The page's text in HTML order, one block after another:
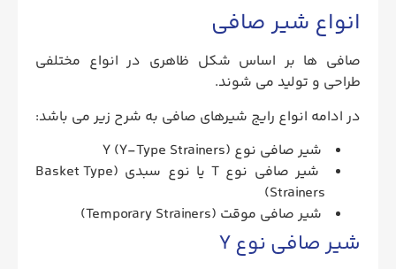
انواع شیر صافی
صافی ها بر اساس شکل ظاهری در انواع مختلفی
طراحی و تولید می شوند.
در ادامه انواع رایج شیرهای صافی به شرح زیر می باشد:
شیر صافی نوع Y (Y-Type Strainers)
شیر صافی نوع T یا نوع سبدی (Basket Type
Strainers)
شیر صافی موقت (Temporary Strainers)
شیر صافی نوع Y